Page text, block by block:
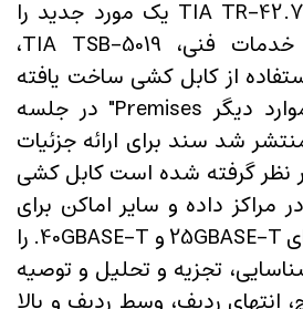
نماید. کمیته فرعی TIA TR-42.7 یک مورد جدید را
تصویب کرد بولتن خدمات فنی، TIA TSB-5019،
از کابل کشی ساخت یافته
برای مراکز داده و موارد دیگر Premises" در جلسه
آوریل 2015 منتشر شد سند برای ارائه جزئیات
نظر گرفته شده است کابل کشی
ساخت یافته رده 8 در مراکز داده و سایر اماکن برای
پشتیبانی از برنامه های 25GBASE-T و 40GBASE-T. را
تجزیه و تحلیل و توصیه
انتهای ردیف، وسط ردیف و بالا